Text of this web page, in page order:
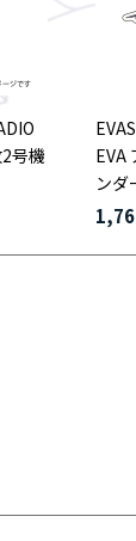
号機
EVA
ンダ